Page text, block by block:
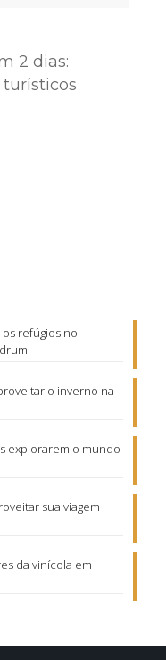
2 dias:
refúgios no
o inverno na
explorarem o mundo
sua viagem
da vinícola em